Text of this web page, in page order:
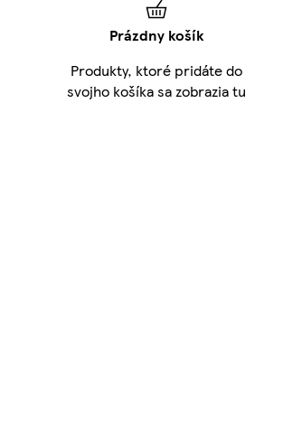
Prázdny košík
Produkty, ktoré pridáte do
svojho košíka sa zobrazia tu